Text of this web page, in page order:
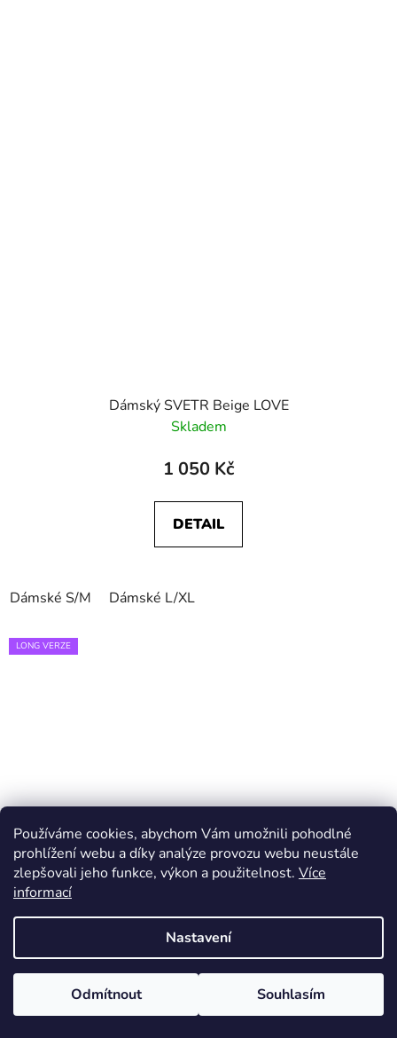
Používáme cookies, abychom Vám umožnili pohodlné
prohlížení webu a díky analýze provozu webu neustále
zlepšovali jeho funkce, výkon a použitelnost. Více
informací
Nastavení
Odmítnout Souhlasím
Dámský SVETR Beige LOVE
Skladem
1 050 Kč
DETAIL
Dámské S/M Dámské L/XL
LONG VERZE